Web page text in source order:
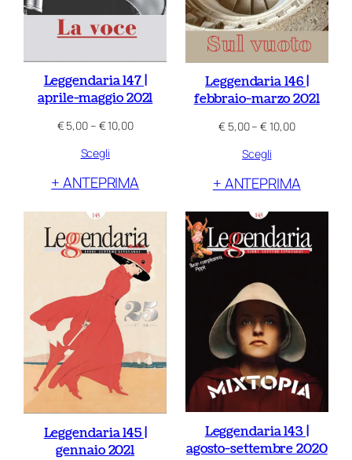
Leggendaria 147 |
aprile-maggio 2021
€5,00– €10,00Fascia
€ 5,00
€ 10,00
Scegli
+ ANTEPRIMA
Leggendaria 146 |
febbraio-marzo 2021
€5,00– €10,00Fascia
€ 5,00
€ 10,00
Scegli
+ ANTEPRIMA
Leggendaria 145 |
gennaio 2021
Leggendaria 143 |
agosto-settembre 2020